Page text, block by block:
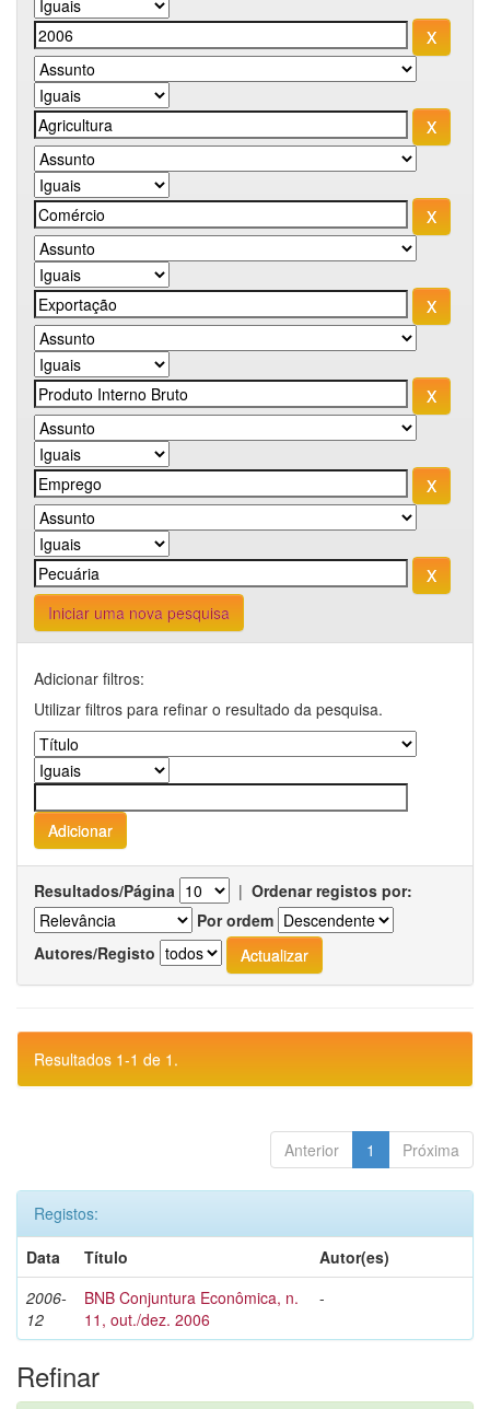
Iniciar uma nova pesquisa
Adicionar filtros:
Utilizar filtros para refinar o resultado da pesquisa.
Resultados/Página | Ordenar registos por:
Por ordem
Autores/Registo
Resultados 1-1 de 1.
Anterior 1 Próxima
Registos:
Data
Título
Autor(es)
2006-
12
BNB Conjuntura Econômica, n.
11, out./dez. 2006
-
Refinar